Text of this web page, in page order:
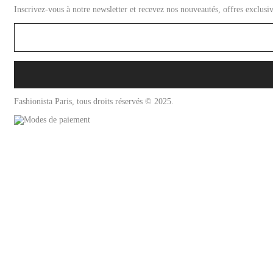
Inscrivez-vous à notre newsletter et recevez nos nouveautés, offres
Fashionista Paris, tous droits réservés © 2025.